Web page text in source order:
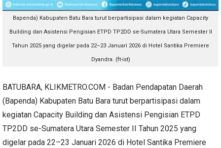
Bapenda) Kabupaten Batu Bara turut berpartisipasi dalam kegiatan Capacity
Building dan Asistensi Pengisian ETPD TP2DD se-Sumatera Utara Semester II
Tahun 2025 yang digelar pada 22–23 Januari 2026 di Hotel Santika Premiere
Dyandra. (ft-ist)
BATUBARA, KLIKMETRO.COM - Badan Pendapatan Daerah
(Bapenda) Kabupaten Batu Bara turut berpartisipasi dalam
kegiatan Capacity Building dan Asistensi Pengisian ETPD
TP2DD se-Sumatera Utara Semester II Tahun 2025 yang
digelar pada 22–23 Januari 2026 di Hotel Santika Premiere